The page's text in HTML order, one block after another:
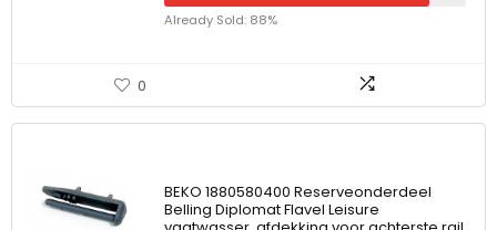
Already Sold: 88%
0
BEKO 1880580400 Reserveonderdeel
Belling Diplomat Flavel Leisure